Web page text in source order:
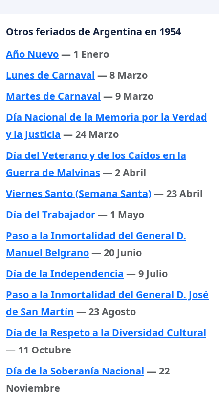
Otros feriados de Argentina en 1954
Año Nuevo— 1 Enero
Lunes de Carnaval — 8 Marzo
Martes de Carnaval — 9 Marzo
Día Nacional de la Memoria por la Verdad
y la Justicia — 24 Marzo
Día del Veterano y de los Caídos en la
Guerra de Malvinas— 2 Abril
Viernes Santo (Semana Santa) — 23 Abril
Día del Trabajador— 1 Mayo
Paso a la Inmortalidad del General D.
Manuel Belgrano— 20 Junio
Día de la Independencia — 9 Julio
Paso a la Inmortalidad del General D. José
de San Martín — 23 Agosto
Día de la Respeto a la Diversidad Cultural
— 11 Octubre
Día de la Soberanía Nacional — 22
Noviembre